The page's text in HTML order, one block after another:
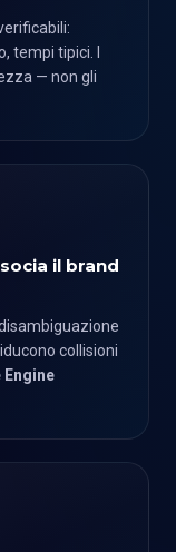
tempi tipici. I
— non gli
il brand
collisioni
Engine